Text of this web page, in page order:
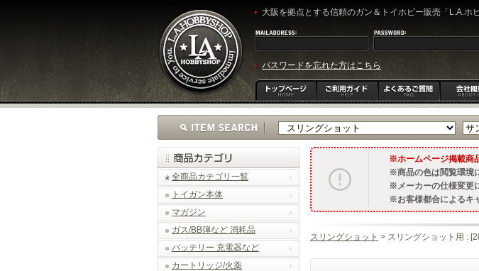
大阪を拠点とする信頼のガン＆トイホビー販売「L.A.ホ
パスワードを忘れた方はこちら
全商品カテゴリ一覧
トイガン本体
マガジン
ガス/BB弾など 消耗品
バッテリー 充電器など
カートリッジ/火薬
ホームページ掲載商
商品の色は閲覧環境
メーカーの仕様変更
お客様都合によるキ
スリングショット > スリングショット用 :